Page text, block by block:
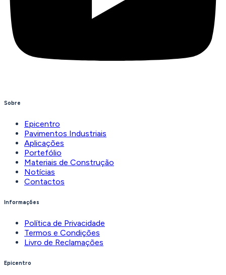
Sobre
Epicentro
Pavimentos Industriais
Aplicações
Portefólio
Materiais de Construção
Notícias
Contactos
Informações
Política de Privacidade
Termos e Condições
Livro de Reclamações
Epicentro